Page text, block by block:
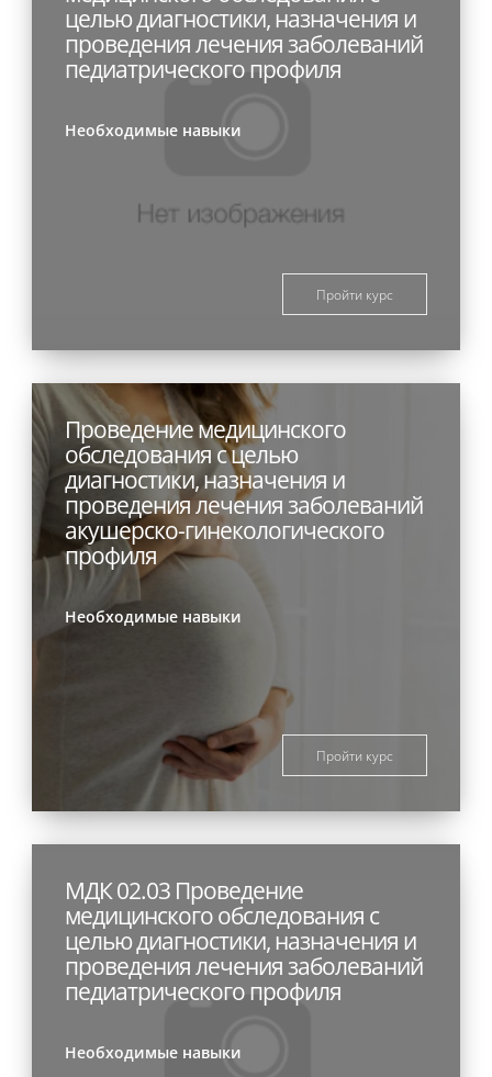
целью диагностики, назначения и
проведения лечения заболеваний
педиатрического профиля
Необходимые навыки
Пройти курс
Проведение медицинского
обследования с целью
диагностики, назначения и
проведения лечения заболеваний
акушерско-гинекологического
профиля
Необходимые навыки
Пройти курс
МДК 02.03 Проведение
медицинского обследования с
целью диагностики, назначения и
проведения лечения заболеваний
педиатрического профиля
Необходимые навыки